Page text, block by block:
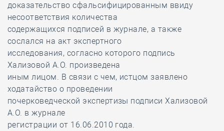
доказательство сфальсифицированным ввиду
несоответствия количества
содержащихся подписей в журнале, а также
сослался на акт экспертного
исследования, согласно которого подпись
Хализовой А.О. произведена
иным лицом. В связи с чем, истцом заявлено
ходатайство о проведении
почерковедческой экспертизы подписи Хализовой
А.О. в журнале
регистрации от 16.06.2010 года.